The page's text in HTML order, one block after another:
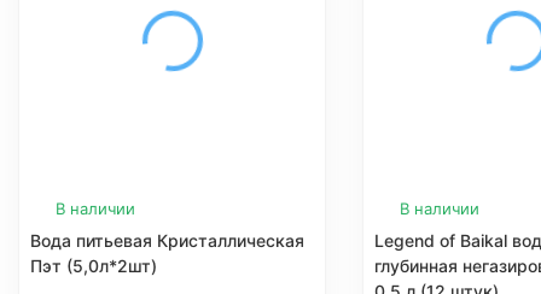
В наличии
Вода питьевая Кристаллическая
Пэт (5,0л*2шт)
В наличии
Legend of Baikal
глубинная